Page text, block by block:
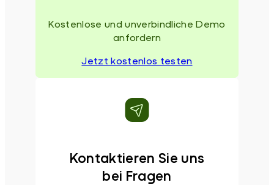
Kostenlose und unverbindliche Demo
anfordern
Jetzt kostenlos testen
Kontaktieren Sie uns
bei Fragen